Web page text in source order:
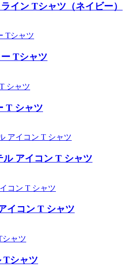
イン Tシャツ（ネイビー）
Tシャツ
T シャツ
ル アイコン T シャツ
イコン T シャツ
Tシャツ